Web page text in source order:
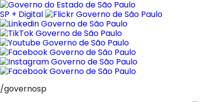
Pular
para
o
conteúdo
SP + Digital
/governosp